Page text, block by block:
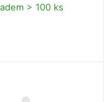
> 100 ks